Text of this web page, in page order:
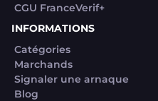
CGU FranceVerif+
INFORMATIONS
Catégories
Marchands
Signaler une arnaque
Blog